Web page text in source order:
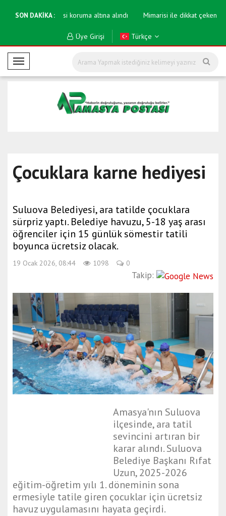
SON DAKİKA :
kitabesi koruma altına alındı Mimarisi ile dikkat çeken caminin
Üye Girişi Türkçe
M
o
Çocuklara karne hediyesi
Suluova Belediyesi, ara tatilde çocuklara
sürpriz yaptı. Belediye havuzu, 5-18 yaş arası
öğrenciler için 15 günlük sömestir tatili
boyunca ücretsiz olacak.
19 Ocak 2026, 08:44 1098 0
Takip:
Amasya'nın Suluova
ilçesinde, ara tatil
sevincini artıran bir
karar alındı. Suluova
Belediye Başkanı Rıfat
Uzun, 2025-2026
eğitim-öğretim yılı 1. döneminin sona
ermesiyle tatile giren çocuklar için ücretsiz
havuz uygulamasını hayata geçirdi.